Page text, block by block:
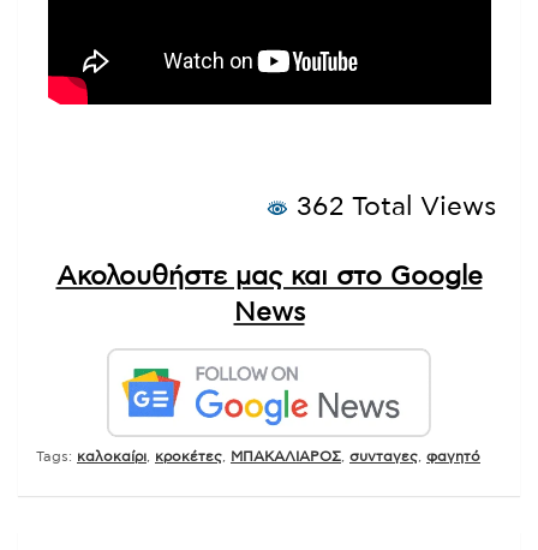
362 Total Views
Ακολουθήστε μας και στο Google
News
Tags: καλοκαίρι κροκέτες ΜΠΑΚΑΛΙΑΡΟΣ συνταγες φαγητό